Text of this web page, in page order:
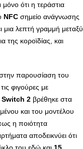
ότι η τεράστια
NFC σημείο ανάγνωσης
λεπτή γραμμή μεταξύ
της κοροϊδίας, και
παρουσίαση του
φιγούρες με
Switch 2 βρέθηκε στα
και του μοντέλου
η ποιότητα
αποδεικνύει ότι